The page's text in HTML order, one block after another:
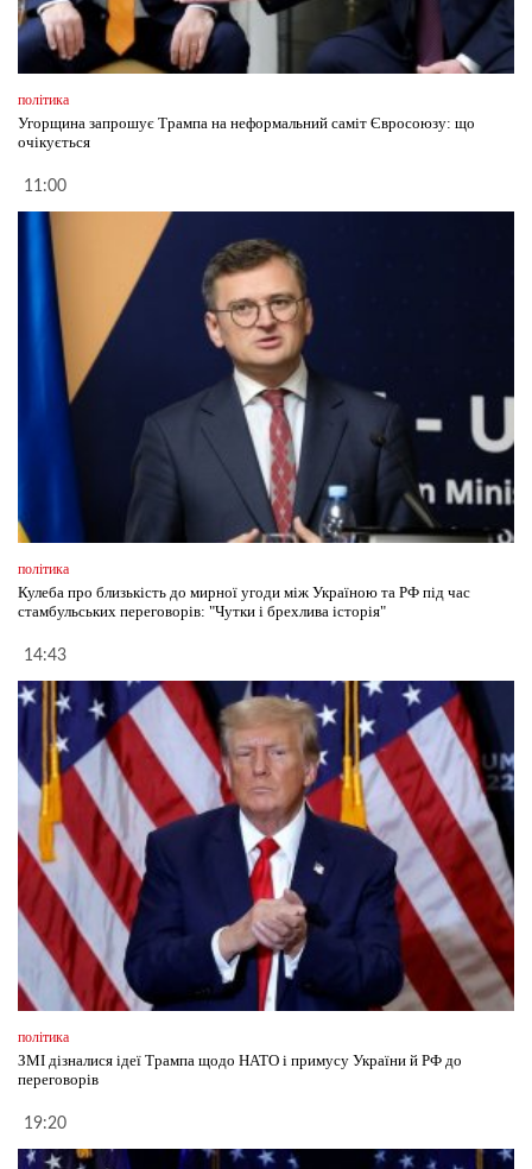
політика
Угорщина запрошує Трампа на неформальний саміт Євросоюзу: що
очікується
11:00
політика
Кулеба про близькість до мирної угоди між Україною та РФ під час
стамбульських переговорів: "Чутки і брехлива історія"
14:43
політика
ЗМІ дізналися ідеї Трампа щодо НАТО і примусу України й РФ до
переговорів
19:20